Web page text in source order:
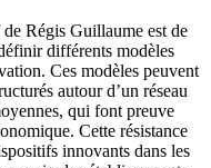
de Régis Guillaume est de
différents modèles
Ces modèles peuvent
autour d’un réseau
qui font preuve
Cette résistance
innovants dans les